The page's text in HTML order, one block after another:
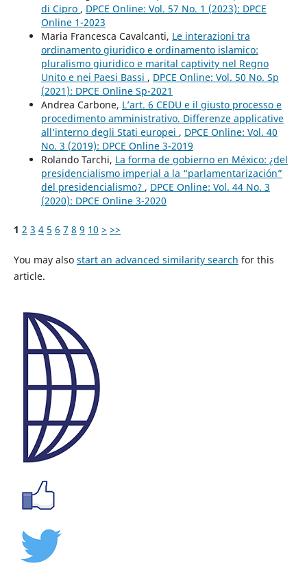
di Cipro , DPCE Online: Vol. 57 No. 1 (2023): DPCE
Online 1-2023
Maria Francesca Cavalcanti, Le interazioni tra
ordinamento giuridico e ordinamento islamico:
pluralismo giuridico e marital captivity nel Regno
Unito e nei Paesi Bassi , DPCE Online: Vol. 50 No. Sp
(2021): DPCE Online Sp-2021
Andrea Carbone, L’art. 6 CEDU e il giusto processo e
procedimento amministrativo. Differenze applicative
all’interno degli Stati europei , DPCE Online: Vol. 40
No. 3 (2019): DPCE Online 3-2019
Rolando Tarchi, La forma de gobierno en México: ¿del
presidencialismo imperial a la “parlamentarización”
del presidencialismo? , DPCE Online: Vol. 44 No. 3
(2020): DPCE Online 3-2020
1 2 3 4 5 6 7 8 9 10 > >>
You may also start an advanced similarity search for this
article.